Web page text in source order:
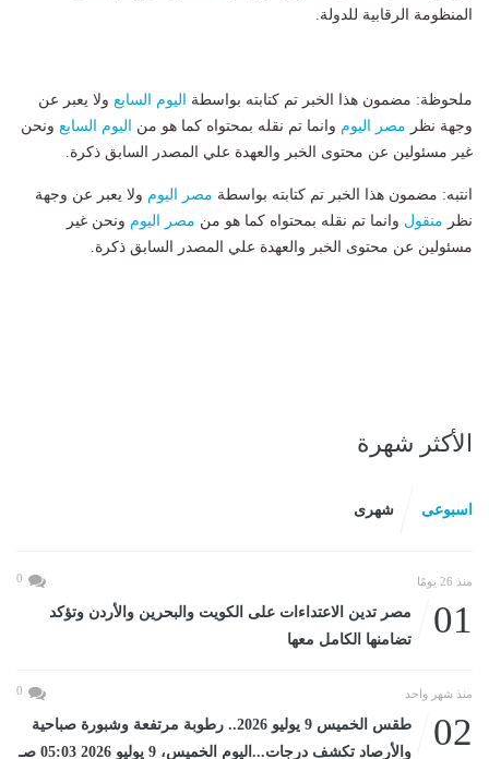
المنظومة الرقابية للدولة.
ملحوظة: مضمون هذا الخبر تم كتابته بواسطة اليوم السابع ولا يعبر عن
وجهة نظر مصر اليوم وانما تم نقله بمحتواه كما هو من اليوم السابع ونحن
غير مسئولين عن محتوى الخبر والعهدة علي المصدر السابق ذكرة.
انتبه: مضمون هذا الخبر تم كتابته بواسطة مصر اليوم ولا يعبر عن وجهة
نظر منقول وانما تم نقله بمحتواه كما هو من مصر اليوم ونحن غير
مسئولين عن محتوى الخبر والعهدة علي المصدر السابق ذكرة.
الأكثر شهرة
اسبوعى شهرى
منذ 26 يومًا 0
01
مصر تدين الاعتداءات على الكويت والبحرين والأردن وتؤكد
تضامنها الكامل معها
منذ شهر واحد 0
02
طقس الخميس 9 يوليو 2026.. رطوبة مرتفعة وشبورة صباحية
والأرصاد تكشف درجات...اليوم الخميس، 9 يوليو 2026 05:03 صـ